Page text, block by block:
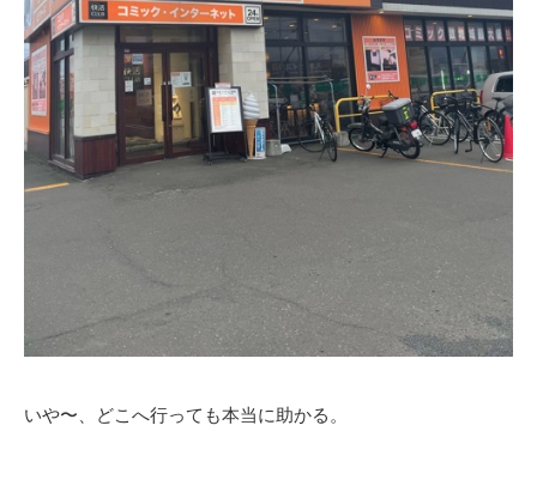
いや〜、どこへ行っても本当に助かる。